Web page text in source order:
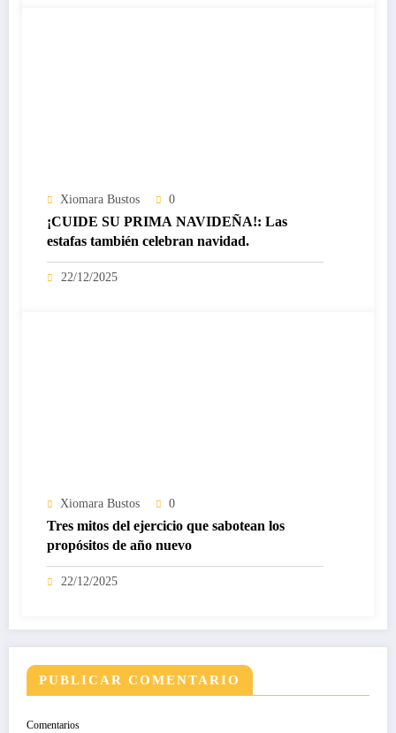
Xiomara Bustos 0
¡CUIDE SU PRIMA NAVIDEÑA!: Las
estafas también celebran navidad.
22/12/2025
Xiomara Bustos 0
Tres mitos del ejercicio que sabotean los
propósitos de año nuevo
22/12/2025
PUBLICAR COMENTARIO
Comentarios